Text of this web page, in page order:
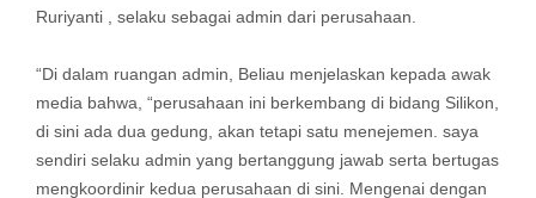
Ruriyanti , selaku sebagai admin dari perusahaan.
“Di dalam ruangan admin, Beliau menjelaskan kepada awak
media bahwa, “perusahaan ini berkembang di bidang Silikon,
di sini ada dua gedung, akan tetapi satu menejemen. saya
sendiri selaku admin yang bertanggung jawab serta bertugas
mengkoordinir kedua perusahaan di sini. Mengenai dengan